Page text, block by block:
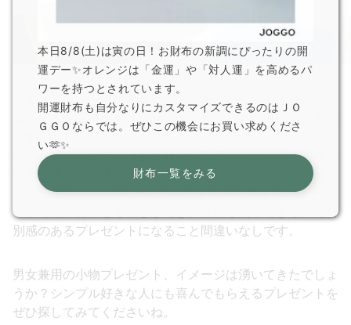
学生も社会人も、パスケースを持ち歩いている人はとても
多いです。実用的なプレゼントは男女ともに喜ばれるもの
特に革のパスケースは男女兼用のデザインが多く、丈夫で
使えば使うほど味が出てくるのでオススメです。
「JOGGO」のパスケースは、好きな革の色をオーダーメ
イドで組み合わせることができ、名前も刻印できるので特
別感のあるプレゼントになること間違いなしです。
男女兼用の小物プレゼント、イメージは湧いてきたでしょ
うか？シンプル好きな人にも喜んでもらえるプレゼントを
ぜひ探してみてくださいね。
本日8/8(土)は寅の日！お財布の新調にぴったりの開
運デー✨オレンジは「金運」や「対人運」を高めるパ
ワーを持つとされています。
開運財布も自分なりにカスタマイズできるのはＪＯ
ＧＧＯならでは。ぜひこの機会にお買い求めくださ
い🫶✨
財布一覧をみる